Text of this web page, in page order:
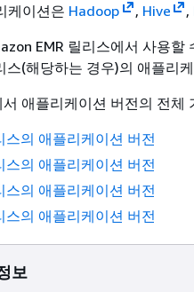
케이션은 Hadoop , Hive ,
EMR 릴리스에서 사용할
스(해당하는 경우)의 애플리
애플리케이션 버전의 전체
스의 애플리케이션 버전
스의 애플리케이션 버전
스의 애플리케이션 버전
스의 애플리케이션 버전
보